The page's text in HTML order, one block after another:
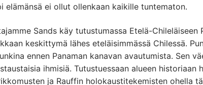
elämänsä ei ollut ollenkaan kaikille tuntematon.
Sands käy tutustumassa Etelä-
keskittymä lähes eteläisimmässä Chilessä.
ennen Panaman kanavan avautumista. Sen
ihmisiä. Tutustuessaan alueen historiaan
ja Rauffin holokaustitekemisten ohella